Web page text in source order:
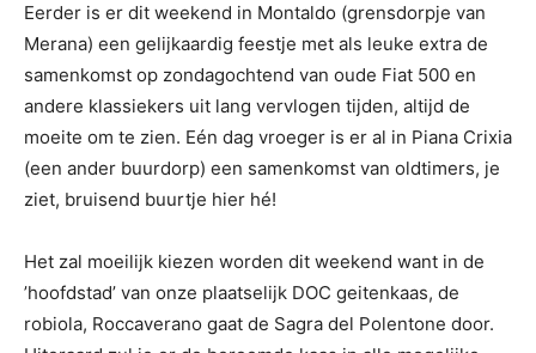
Eerder is er dit weekend in Montaldo (grensdorpje van
Merana) een gelijkaardig feestje met als leuke extra de
samenkomst op zondagochtend van oude Fiat 500 en
andere klassiekers uit lang vervlogen tijden, altijd de
moeite om te zien. Eén dag vroeger is er al in Piana Crixia
(een ander buurdorp) een samenkomst van oldtimers, je
ziet, bruisend buurtje hier hé!
Het zal moeilijk kiezen worden dit weekend want in de
’hoofdstad’ van onze plaatselijk DOC geitenkaas, de
robiola, Roccaverano gaat de Sagra del Polentone door.